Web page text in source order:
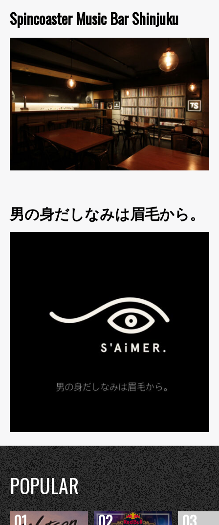
Spincoaster Music Bar Shinjuku
男の身だしなみは眉毛から。
POPULAR